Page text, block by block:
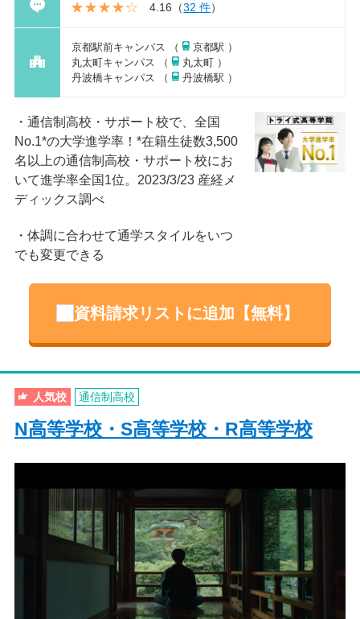
4.16 （32 件）
京都駅前キャンパス （
京都駅 ）
丸太町キャンパス （
丸太町 ）
丹波橋キャンパス （
丹波橋駅 ）
通信制高校・サポート校で、全国
No.1*の大学進学率！*在籍⽣徒数3,500
名以上の通信制⾼校・サポート校にお
いて進学率全国1位。2023/3/23 産経メ
ディックス調べ
体調に合わせて通学スタイルをいつ
でも変更できる
資料請求リストに追加【無料】
人気校 通信制高校
N高等学校・S高等学校・R高等学校